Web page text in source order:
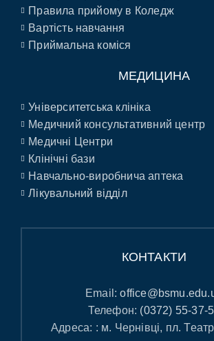
Правила прийому в Коледж
Вартість навчання
Приймальна коміся
МЕДИЦИНА
Університетська клініка
Медичний консультативний центр
Медичні Центри
Клінічні бази
Навчально-виробнича аптека
Лікувальний відділ
КОНТАКТИ
Email:
Телефон: (0372) 55-37-
Адреса: : м. Чернівці, пл.